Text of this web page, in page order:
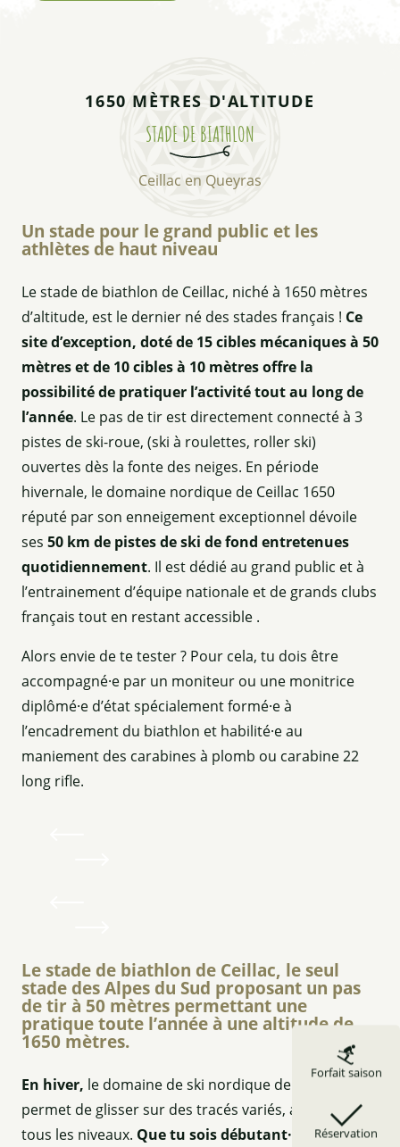
Forfait saison
Réservation
1650 MÈTRES D'ALTITUDE
STADE DE BIATHLON
Ceillac en Queyras
Un stade pour le grand public et les
athlètes de haut niveau
Le stade de biathlon de Ceillac, niché à 1650 mètres
d’altitude, est le dernier né des stades français ! Ce
site d’exception, doté de 15 cibles mécaniques à 50
mètres et de 10 cibles à 10 mètres offre la
possibilité de pratiquer l’activité tout au long de
l’année. Le pas de tir est directement connecté à 3
pistes de ski-roue, (ski à roulettes, roller ski)
ouvertes dès la fonte des neiges. En période
hivernale, le domaine nordique de Ceillac 1650
réputé par son enneigement exceptionnel dévoile
ses 50 km de pistes de ski de fond entretenues
quotidiennement. Il est dédié au grand public et à
l’entrainement d’équipe nationale et de grands clubs
français tout en restant accessible .
Alors envie de te tester ? Pour cela, tu dois être
accompagné·e par un moniteur ou une monitrice
diplômé·e d’état spécialement formé·e à
l’encadrement du biathlon et habilité·e au
maniement des carabines à plomb ou carabine 22
long rifle.
Le stade de biathlon de Ceillac, le seul
stade des Alpes du Sud proposant un pas
de tir à 50 mètres permettant une
pratique toute l’année à une altitude de
1650 mètres.
En hiver, le domaine de ski nordique de Ceillac te
permet de glisser sur des tracés variés, adaptés à
tous les niveaux. Que tu sois débutant·e ou